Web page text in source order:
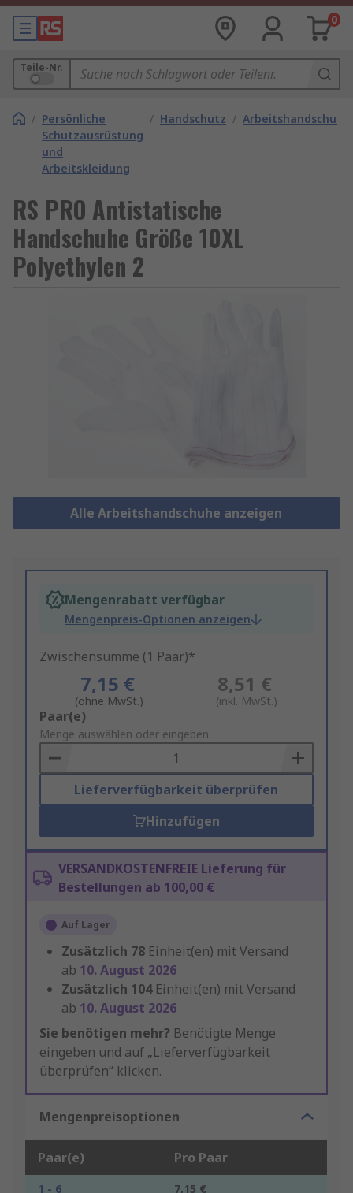
0
Teile-Nr.
/ Persönliche
Schutzausrüstung
und
Arbeitskleidung
/ Handschutz / Arbeitshandschuhe
RS PRO Antistatische
Handschuhe Größe 10XL
Polyethylen 2
Alle Arbeitshandschuhe anzeigen
Mengenrabatt verfügbar
Mengenpreis-Optionen anzeigen
Zwischensumme (1 Paar)*
7,15 €
(ohne MwSt.)
8,51 €
(inkl. MwSt.)
Add
to
Basket
Paar(e)
Menge auswählen oder eingeben
Lieferverfügbarkeit überprüfen
Hinzufügen
VERSANDKOSTENFREIE Lieferung für
Bestellungen ab 100,00 €
Auf Lager
Zusätzlich 78 Einheit(en) mit Versand
ab 10. August 2026
Zusätzlich 104 Einheit(en) mit Versand
ab 10. August 2026
Sie benötigen mehr? Benötigte Menge
eingeben und auf „Lieferverfügbarkeit
überprüfen“ klicken.
Mengenpreisoptionen
Paar(e) Pro Paar
1 - 6
7,15 €